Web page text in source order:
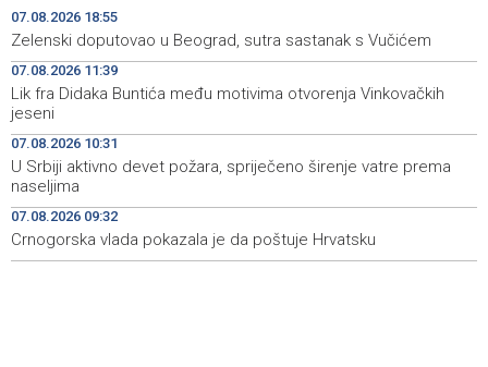
19:44 Faris Dževahirić novi nogometaš Veleža
Announcement of events for Saturday, 8 August 2026
19:10
Rudari Milanovića ubijedili da ode kući, Memčić se već
ponovo vratio u jamu 'Raspotočje'
19:03
Sarajevo Film Festival presents Kinoscope and
Kinoscope Surreal programs
19:00 Najave događaja za 8. 8. 2026. godine (subota)
07.08.2026 18:55
Zelenski doputovao u Beograd, sutra sastanak s Vučićem
07.08.2026 11:39
Lik fra Didaka Buntića među motivima otvorenja Vinkovačkih
jeseni
07.08.2026 10:31
U Srbiji aktivno devet požara, spriječeno širenje vatre prema
naseljima
07.08.2026 09:32
Crnogorska vlada pokazala je da poštuje Hrvatsku